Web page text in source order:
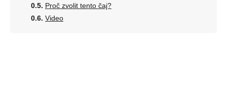
Proč zvolit tento čaj?
Video